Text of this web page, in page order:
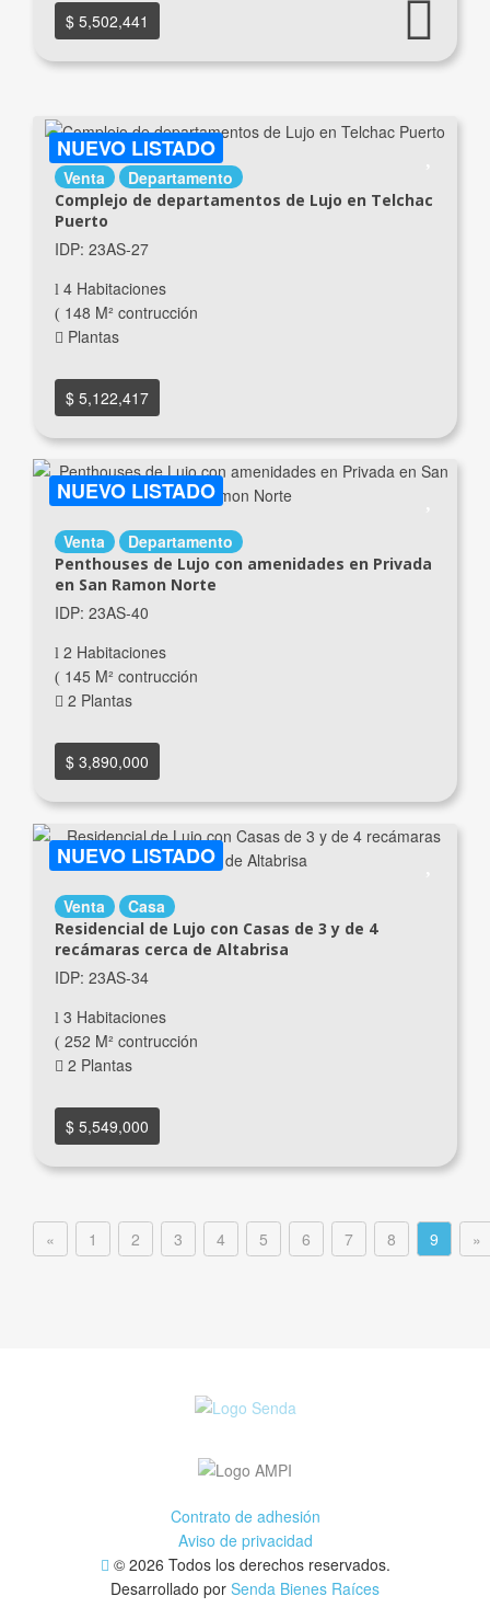
$ 5,502,441
NUEVO LISTADO
Venta Departamento
Complejo de departamentos de Lujo en Telchac
Puerto
IDP: 23AS-27
4 Habitaciones
148 M² contrucción
Plantas
$ 5,122,417
NUEVO LISTADO
Venta Departamento
Penthouses de Lujo con amenidades en Privada
en San Ramon Norte
IDP: 23AS-40
2 Habitaciones
145 M² contrucción
2 Plantas
$ 3,890,000
NUEVO LISTADO
Venta Casa
Residencial de Lujo con Casas de 3 y de 4
recámaras cerca de Altabrisa
IDP: 23AS-34
3 Habitaciones
252 M² contrucción
2 Plantas
$ 5,549,000
« 1 2 3 4 5 6 7 8 9 »
Contrato de adhesión
Aviso de privacidad
© 2026 Todos los derechos reservados.
Desarrollado por Senda Bienes Raíces